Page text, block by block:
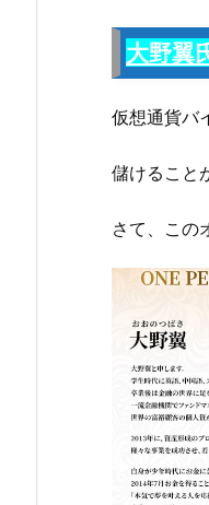
大野翼
仮想通貨バ
儲けること
さて、この